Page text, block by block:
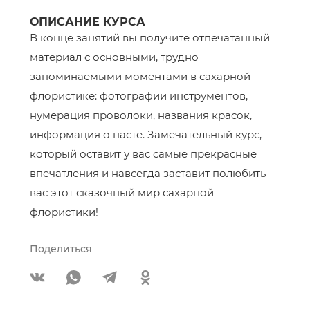
ОПИСАНИЕ КУРСА
В конце занятий вы получите отпечатанный
материал с основными, трудно
запоминаемыми моментами в сахарной
флористике: фотографии инструментов,
нумерация проволоки, названия красок,
информация о пасте. Замечательный курс,
который оставит у вас самые прекрасные
впечатления и навсегда заставит полюбить
вас этот сказочный мир сахарной
флористики!
Поделиться